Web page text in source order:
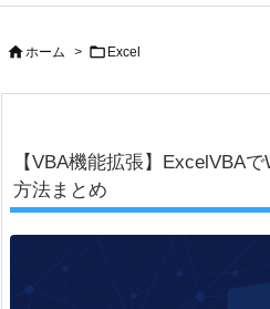
ホーム >  Excel
【VBA機能拡張】ExcelVBA
方法まとめ